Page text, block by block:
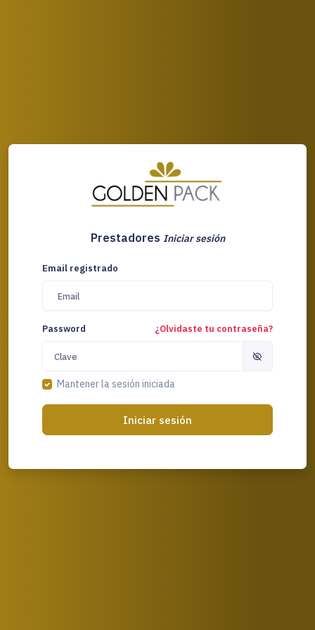
Prestadores Iniciar sesión
Email registrado
Password ¿Olvidaste tu contraseña?
Mantener la sesión iniciada
Iniciar sesión